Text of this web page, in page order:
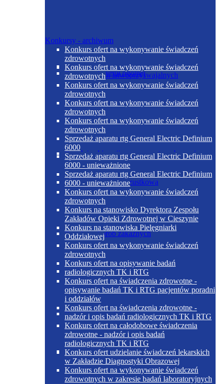
Poradnia chirurgii ogólnej
Poradnia chirurgii urazowo-ortopedycznej
Poradnia chorób zakaźnych
Poradnia dermatologiczna
Dieta niskoelektrolitowa normobiałkowa z
ograniczeniem łatwoprzyswajalnych
węglowodanów
Dieta cukrzycowo-trzustkowa
Dieta papkowata
Dieta płynna
Konkursy - archiwum
Konkurs ofert na wykonywanie świadczeń
zdrowotnych
Konkurs ofert na wykonywanie świadczeń
zdrowotnych
Konkurs ofert na wykonywanie świadczeń
zdrowotnych
Konkurs ofert na wykonywanie świadczeń
zdrowotnych
Konkurs ofert na wykonywanie świadczeń
zdrowotnych
Sprzedaż aparatu rtg General Electric Definium
6000
Sprzedaż aparatu rtg General Electric Definium
6000 - unieważnione
Sprzedaż aparatu rtg General Electric Definium
6000 - unieważnione
Konkurs ofert na wykonywanie świadczeń
zdrowotnych
Konkurs na stanowisko Dyrektora Zespołu
Zakładów Opieki Zdrowotnej w Cieszynie
Konkurs na stanowiska Pielęgniarki
Oddziałowej
Konkurs ofert na wykonywanie świadczeń
zdrowotnych
Konkurs ofert na opisywanie badań
radiologicznych TK i RTG
Konkurs ofert na świadczenia zdrowotne -
opisywanie badań TK i RTG pacjentów poradni
i oddziałów
Konkurs ofert na świadczenia zdrowotne -
nadzór i opis badań radiologicznych TK i RTG
Konkurs ofert na całodobowe świadczenia
zdrowotne - nadzór i opis badań
radiologicznych TK i RTG
Konkurs ofert udzielanie świadczeń lekarskich
w Zakładzie Diagnostyki Obrazowej
Konkurs ofert na wykonywanie świadczeń
zdrowotnych w zakresie badań laboratoryjnych